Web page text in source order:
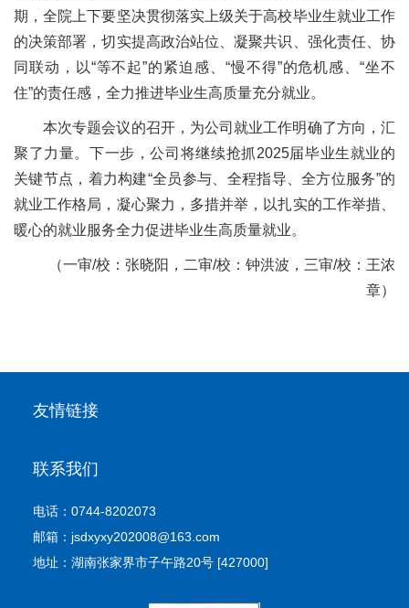
期，全院上下要坚决贯彻落实上级关于高校毕业生就业工作
的决策部署，切实提高政治站位、凝聚共识、强化责任、协
同联动，以“等不起”的紧迫感、“慢不得”的危机感、“坐不
住”的责任感，全力推进毕业生高质量充分就业。
本次专题会议的召开，为公司就业工作明确了方向，汇
聚了力量。下一步，公司将继续抢抓2025届毕业生就业的
关键节点，着力构建“全员参与、全程指导、全方位服务”的
就业工作格局，凝心聚力，多措并举，以扎实的工作举措、
暖心的就业服务全力促进毕业生高质量就业。
（一审/校：张晓阳，二审/校：钟洪波，三审/校：王浓
章）
友情链接
联系我们
电话：0744-8202073
邮箱：jsdxyxy202008@163.com
地址：湖南张家界市子午路20号 [427000]